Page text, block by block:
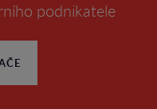
podnikatele